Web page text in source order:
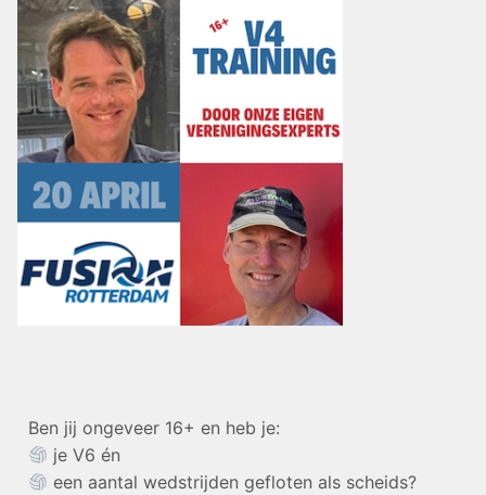
Ben jij ongeveer 16+ en heb je:
je V6 én
een aantal wedstrijden gefloten als scheids?